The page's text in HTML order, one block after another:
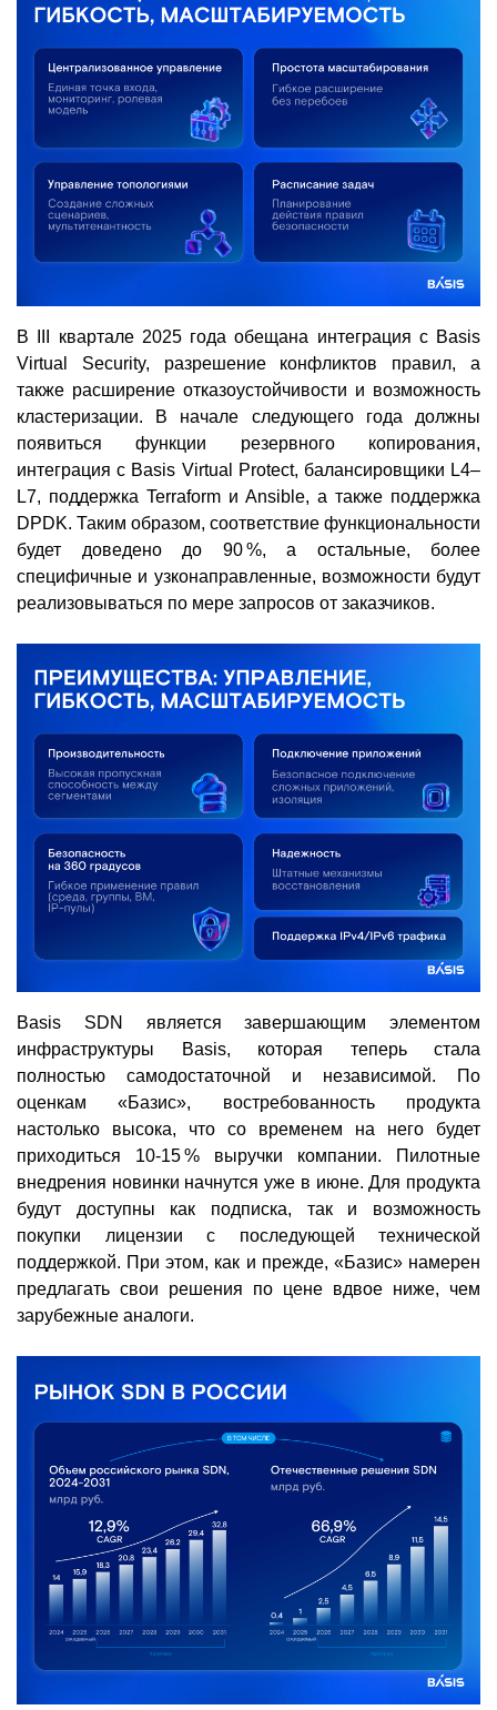
В III квартале 2025 года обещана интеграция с Basis
Virtual Security, разрешение конфликтов правил, а
также расширение отказоустойчивости и возможность
кластеризации. В начале следующего года должны
появиться функции резервного копирования,
интеграция с Basis Virtual Protect, балансировщики L4–
L7, поддержка Terraform и Ansible, а также поддержка
DPDK. Таким образом, соответствие функциональности
будет доведено до 90 %, а остальные, более
специфичные и узконаправленные, возможности будут
реализовываться по мере запросов от заказчиков.
Basis SDN является завершающим элементом
инфраструктуры Basis, которая теперь стала
полностью самодостаточной и независимой. По
оценкам «Базис», востребованность продукта
настолько высока, что со временем на него будет
приходиться 10-15 % выручки компании. Пилотные
внедрения новинки начнутся уже в июне. Для продукта
будут доступны как подписка, так и возможность
покупки лицензии с последующей технической
поддержкой. При этом, как и прежде, «Базис» намерен
предлагать свои решения по цене вдвое ниже, чем
зарубежные аналоги.